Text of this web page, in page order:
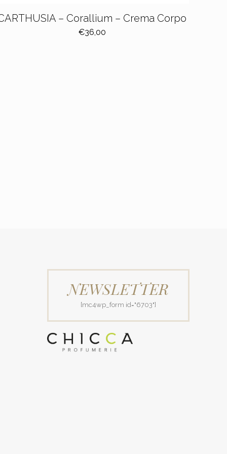
– Corallium – Crema Corpo
€36,00
NEWSLETTER
[mc4wp_form id="6703"]